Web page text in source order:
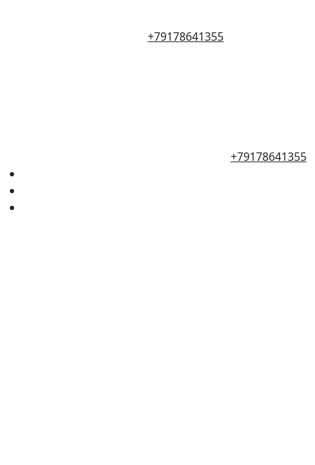
+79178641355
+79178641355